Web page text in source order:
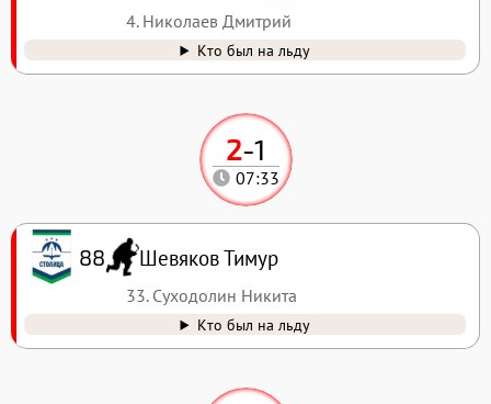
2-1
07:33
88 Шевяков Тимур
33. Суходолин Никита
Кто был на льду
4. Николаев Дмитрий
Кто был на льду